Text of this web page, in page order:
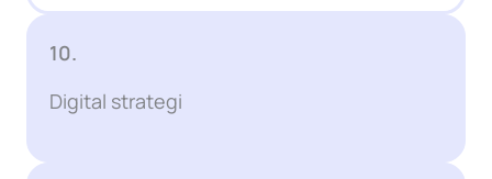
10.
Digital strategi